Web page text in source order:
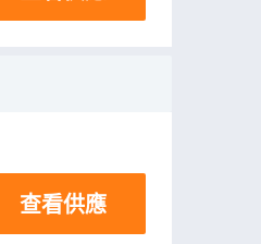
查看供應